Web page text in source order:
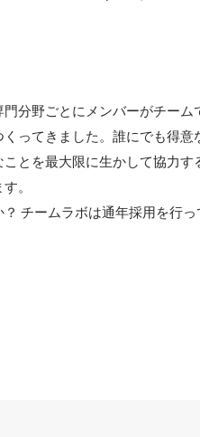
分野ごとにメンバーがチー
くってきました。誰にでも得
とを最大限に生かして協力
。
チームラボは通年採用を行